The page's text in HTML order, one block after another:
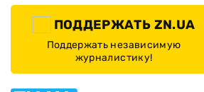
ПОДДЕРЖАТЬ ZN.UA
Поддержать независимую
журналистику!